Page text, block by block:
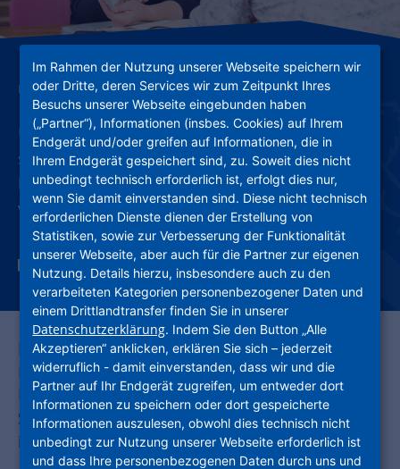
Unsere Angebote
Unsere Angebote für Mieterinnen und Mieter
sind vielfältig und reichen von Haushaltshilfen
bis hin zu Carsharing, Elektrolastenrädern und
vergünstigten Ausflügen.
Darüber hinaus gibt es eine Vielzahl von
Beratungsangeboten zur Unterstützung der
Mieterinnen und Mieter in allen Lebenslagen.
Schauen Sie doch einfach mal vorbei, vielleicht
ist ein Angebot ganz in Ihrer Nähe.
Im Rahmen der Nutzung unserer Webseite speichern wir
oder Dritte, deren Services wir zum Zeitpunkt Ihres
Besuchs unserer Webseite eingebunden haben
(„Partner“), Informationen (insbes. Cookies) auf Ihrem
Endgerät und/oder greifen auf Informationen, die in
Ihrem Endgerät gespeichert sind, zu. Soweit dies nicht
unbedingt technisch erforderlich ist, erfolgt dies nur,
wenn Sie damit einverstanden sind. Diese nicht technisch
erforderlichen Dienste dienen der Erstellung von
Statistiken, sowie zur Verbesserung der Funktionalität
unserer Webseite, aber auch für die Partner zur eigenen
Nutzung. Details hierzu, insbesondere auch zu den
verarbeiteten Kategorien personenbezogener Daten und
einem Drittlandtransfer finden Sie in unserer
Datenschutzerklärung. Indem Sie den Button „Alle
Akzeptieren“ anklicken, erklären Sie sich – jederzeit
widerruflich - damit einverstanden, dass wir und die
Partner auf Ihr Endgerät zugreifen, um entweder dort
Informationen zu speichern oder dort gespeicherte
Informationen auszulesen, obwohl dies technisch nicht
unbedingt zur Nutzung unserer Webseite erforderlich ist
und dass Ihre personenbezogenen Daten durch uns und